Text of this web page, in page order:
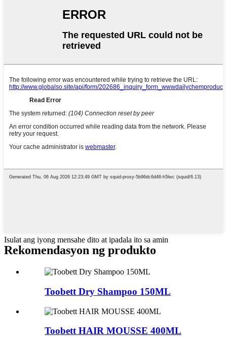
Isulat ang iyong mensahe dito at ipadala ito sa amin
Rekomendasyon ng produkto
Toobett Dry Shampoo 150ML
Toobett HAIR MOUSSE 400ML